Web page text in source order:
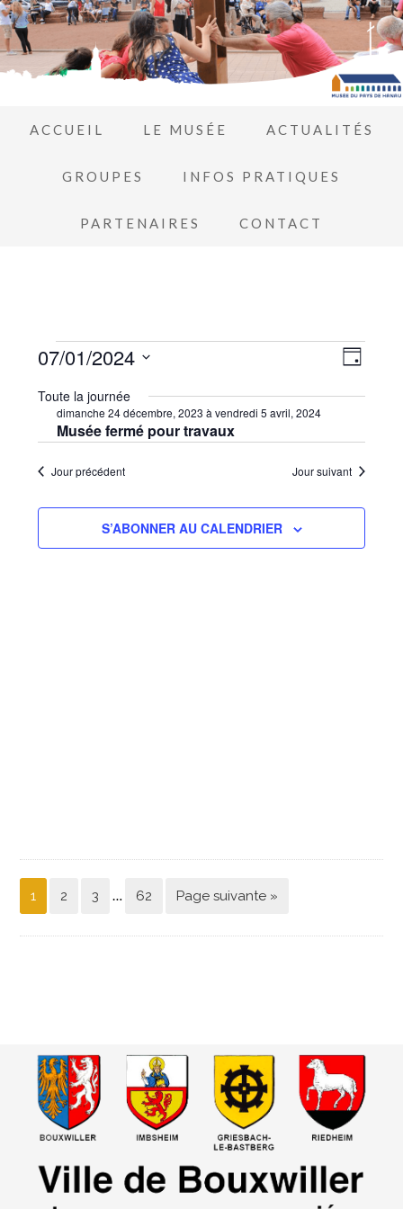
ACCUEIL LE MUSÉE ACTUALITÉS
GROUPES INFOS PRATIQUES
PARTENAIRES CONTACT
parvues
JOUR
07/01/2024
une
date.
Toute la journée
Musée fermé pour travaux
dimanche 24 décembre, 2023 à vendredi 5 avril, 2024
Jour précédent Jour suivant
S’ABONNER AU CALENDRIER
1 2 3 … 62 Page suivante »